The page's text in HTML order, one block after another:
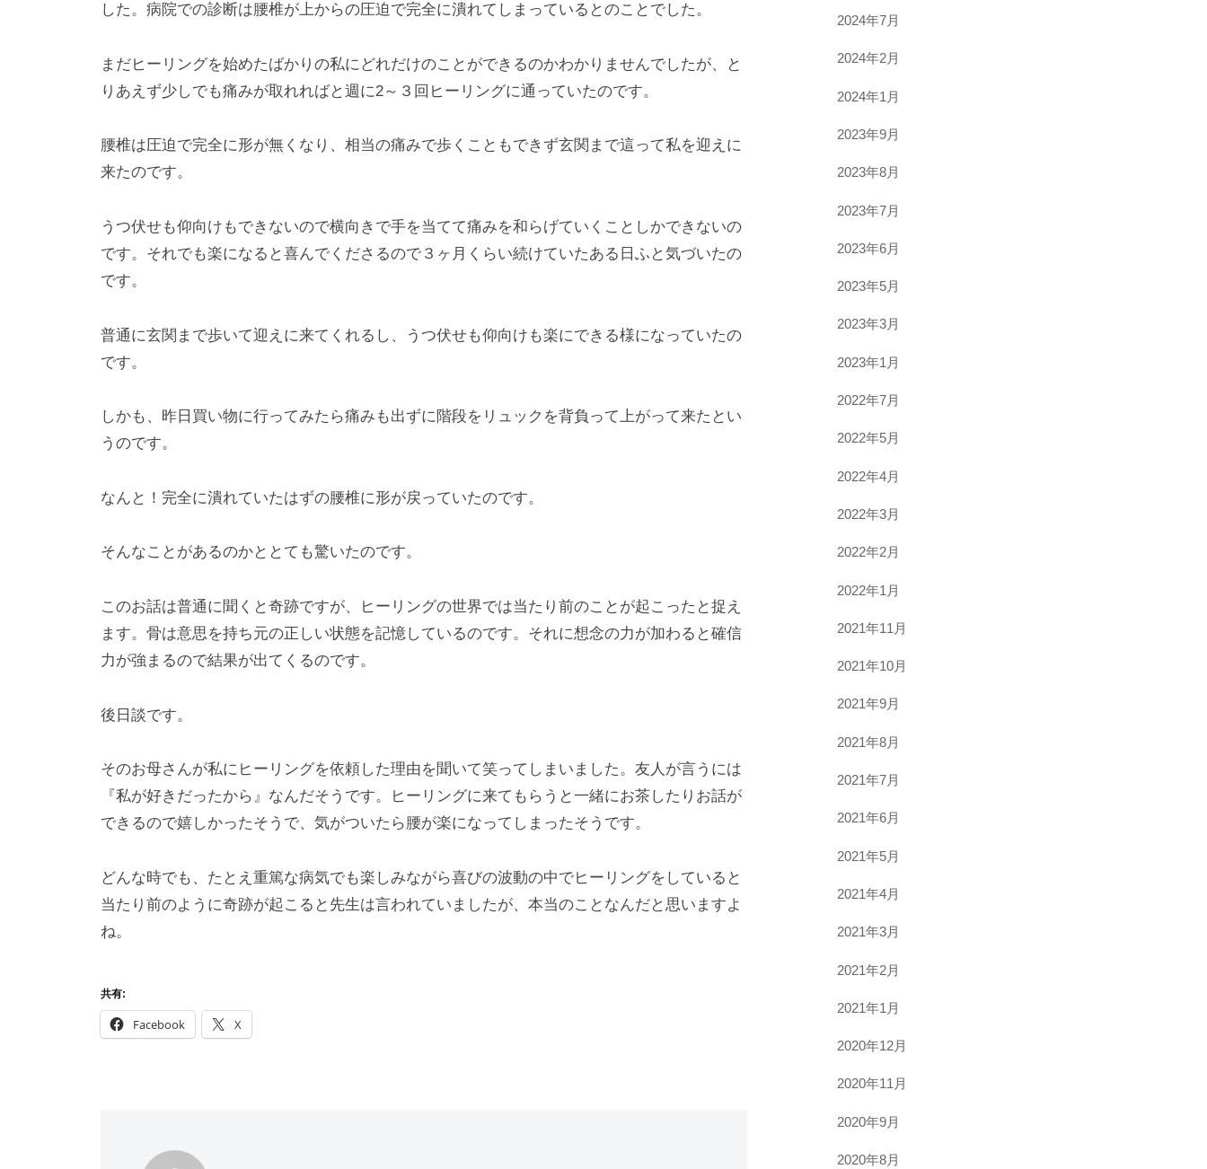
した。病院での診断は腰椎が上からの圧迫で完全に潰れてしまっているとのことでした。
まだヒーリングを始めたばかりの私にどれだけのことができるのかわかりませんでしたが、と
りあえず少しでも痛みが取れればと週に2～３回ヒーリングに通っていたのです。
腰椎は圧迫で完全に形が無くなり、相当の痛みで歩くこともできず玄関まで這って私を迎えに
来たのです。
うつ伏せも仰向けもできないので横向きで手を当てて痛みを和らげていくことしかできないの
です。それでも楽になると喜んでくださるので３ヶ月くらい続けていたある日ふと気づいたの
です。
普通に玄関まで歩いて迎えに来てくれるし、うつ伏せも仰向けも楽にできる様になっていたの
です。
しかも、昨日買い物に行ってみたら痛みも出ずに階段をリュックを背負って上がって来たとい
うのです。
なんと！完全に潰れていたはずの腰椎に形が戻っていたのです。
そんなことがあるのかととても驚いたのです。
このお話は普通に聞くと奇跡ですが、ヒーリングの世界では当たり前のことが起こったと捉え
ます。骨は意思を持ち元の正しい状態を記憶しているのです。それに想念の力が加わると確信
力が強まるので結果が出てくるのです。
後日談です。
そのお母さんが私にヒーリングを依頼した理由を聞いて笑ってしまいました。友人が言うには
『私が好きだったから』なんだそうです。ヒーリングに来てもらうと一緒にお茶したりお話が
できるので嬉しかったそうで、気がついたら腰が楽になってしまったそうです。
どんな時でも、たとえ重篤な病気でも楽しみながら喜びの波動の中でヒーリングをしていると
当たり前のように奇跡が起こると先生は言われていましたが、本当のことなんだと思いますよ
ね。
共有:
Facebook X
2024年7月
2024年2月
2024年1月
2023年9月
2023年8月
2023年7月
2023年6月
2023年5月
2023年3月
2023年1月
2022年7月
2022年5月
2022年4月
2022年3月
2022年2月
2022年1月
2021年11月
2021年10月
2021年9月
2021年8月
2021年7月
2021年6月
2021年5月
2021年4月
2021年3月
2021年2月
2021年1月
2020年12月
2020年11月
2020年9月
2020年8月